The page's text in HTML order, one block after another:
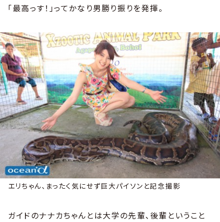
「最高っす！」ってかなり男勝り振りを発揮。
エリちゃん、まったく気にせず巨大パイソンと記念撮影
ガイドのナナカちゃんとは大学の先輩、後輩ということ